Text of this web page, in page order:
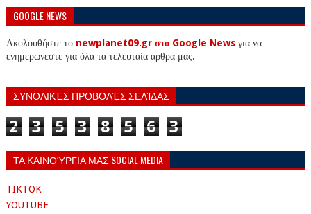
GOOGLE NEWS
Ακολουθήστε το newplanet09.gr στο Google Newsγια να
ενημερώνεστε για όλα τα τελευταία άρθρα μας.
ΣΥΝΟΛΙΚΈΣ ΠΡΟΒΟΛΈΣ ΣΕΛΊΔΑΣ
2 3 5 3 8 5 6 3
ΤΑ ΚΑΙΝΟΎΡΓΙΑ ΜΑΣ SOCIAL MEDIA
TIKTOK
YOUTUBE